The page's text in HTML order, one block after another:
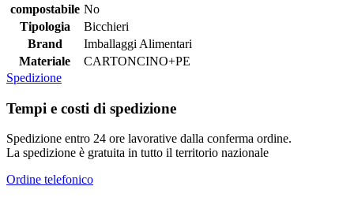
compostabile No
Tipologia
Bicchieri
Brand
Imballaggi Alimentari
Materiale
CARTONCINO+PE
Spedizione
Tempi e costi di spedizione
Spedizione entro 24 ore lavorative dalla conferma ordine.
La spedizione è gratuita in tutto il territorio nazionale
Ordine telefonico